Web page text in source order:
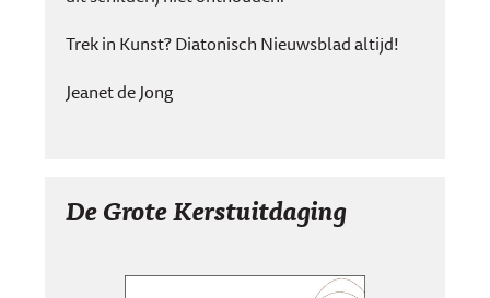
Trek in Kunst? Diatonisch Nieuwsblad altijd!
Jeanet de Jong
De Grote Kerstuitdaging